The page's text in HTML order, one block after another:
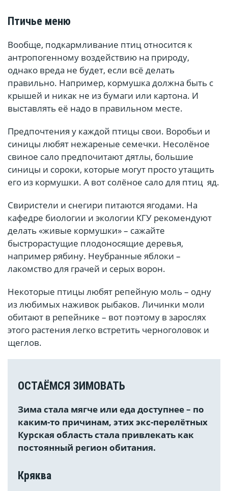
Птичье меню
Вообще, подкармливание птиц относится к
антропогенному воздействию на природу,
однако вреда не будет, если всё делать
правильно. Например, кормушка должна быть с
крышей и никак не из бумаги или картона. И
выставлять её надо в правильном месте.
Предпочтения у каждой птицы свои. Воробьи и
синицы любят нежареные семечки. Несолёное
свиное сало предпочитают дятлы, большие
синицы и сороки, которые могут просто утащить
его из кормушки. А вот солёное сало для птиц яд.
Свиристели и снегири питаются ягодами. На
кафедре биологии и экологии КГУ рекомендуют
делать «живые кормушки» – сажайте
быстрорастущие плодоносящие деревья,
например рябину. Неубранные яблоки –
лакомство для грачей и серых ворон.
Некоторые птицы любят репейную моль – одну
из любимых наживок рыбаков. Личинки моли
обитают в репейнике – вот поэтому в зарослях
этого растения легко встретить черноголовок и
щеглов.
ОСТАЁМСЯ ЗИМОВАТЬ
Зима стала мягче или еда доступнее – по
каким-то причинам, этих экс-перелётных
Курская область стала привлекать как
постоянный регион обитания.
Кряква